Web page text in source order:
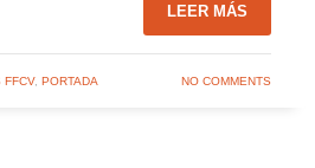
LEER MÁS
FFCV, PORTADA NO COMMENTS